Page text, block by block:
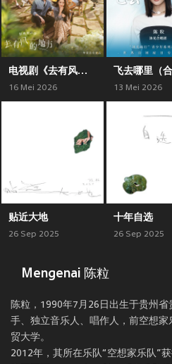
电视剧《去有风的地方》原声带
16 Mei 2026 13 Mei 2026
贴近大地
26 Sep 2025
十年自选
26 Sep 2025
Mengenai 陈粒
陈粒，1990年7月26日出生于贵州
手、独立音乐人、唱作人，前空想
贸大学。
2012年，其所在乐队“空想家乐队”